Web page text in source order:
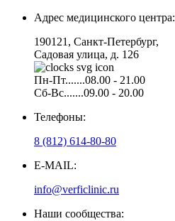
Адрес медицинского центра:
190121, Санкт-Петербург,
Садовая улица, д. 126
Пн-Пт.......08.00 - 21.00
Сб-Вс.......09.00 - 20.00
Телефоны:
8 (812) 614-80-80
E-MAIL:
info@verficlinic.ru
Наши сообщества: